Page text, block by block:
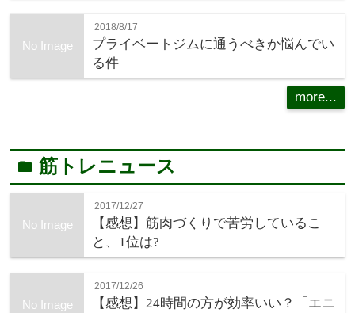
No Image
2018/8/17
プライベートジムに通うべきか悩んでい
る件
more...
folder筋トレニュース
No Image
2017/12/27
【感想】筋肉づくりで苦労しているこ
と、1位は?
No Image
2017/12/26
【感想】24時間の方が効率いい？「エニ